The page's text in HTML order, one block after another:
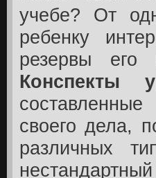
учебе? От
ребенку
резервы его
Конспекты
своего дела,
различных